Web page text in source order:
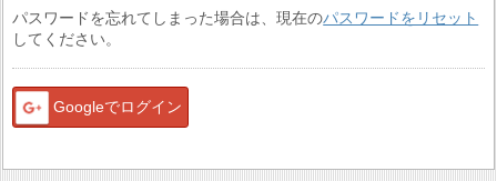
パスワードを忘れてしまった場合は、現在のパスワードをリセット
してください。
Googleでログイン